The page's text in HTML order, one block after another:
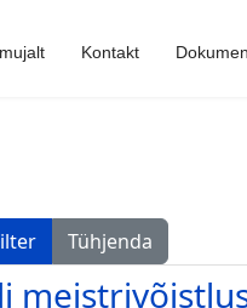
Kontakt
Tühjenda